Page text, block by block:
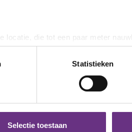
locatie, die tot een paar meter
op specifieke
verwerkt en stel uw voorkeuren
de Cookieverklaring.
over uw gebruik van onze site
deze gegevens combineren met
Statistieken
Selectie toestaan